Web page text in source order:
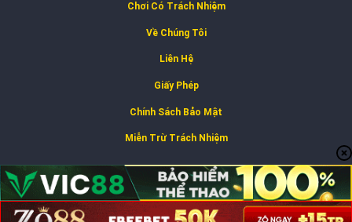
Chơi Có Trách Nhiệm
Về Chúng Tôi
Liên Hệ
Giấy Phép
Chính Sách Bảo Mật
Miễn Trừ Trách Nhiệm
Copyright 2026 ©S666 LUXE